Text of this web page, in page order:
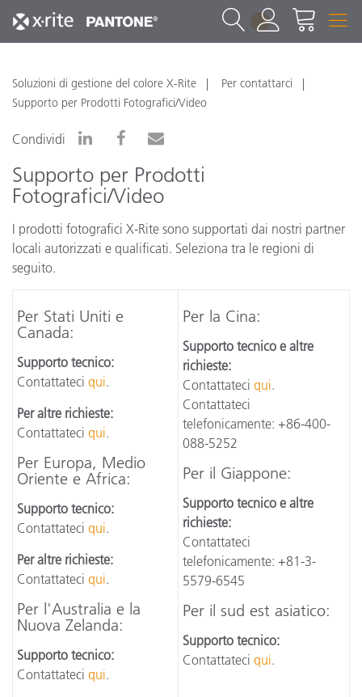
1
Soluzioni di gestione del colore X-Rite
Per contattarci
Supporto per Prodotti Fotografici/Video
Condividi
Supporto per Prodotti
Fotografici/Video
I prodotti fotografici X-Rite sono supportati dai nostri partner
locali autorizzati e qualificati. Seleziona tra le regioni di
seguito.
Per Stati Uniti e
Canada:
Supporto tecnico:
Contattateciqui.
Per altre richieste:
Contattateciqui.
Per Europa, Medio
Oriente e Africa:
Supporto tecnico:
Contattateciqui.
Per altre richieste:
Contattateciqui.
Per l'Australia e la
Nuova Zelanda:
Supporto tecnico:
Contattateciqui.
Per la Cina:
Supporto tecnico e altre
richieste:
Contattateciqui.
Contattateci
telefonicamente: +86-400-
088-5252
Per il Giappone:
Supporto tecnico e altre
richieste:
Contattateci
telefonicamente: +81-3-
5579-6545
Per il sud est asiatico:
Supporto tecnico:
Contattateciqui.